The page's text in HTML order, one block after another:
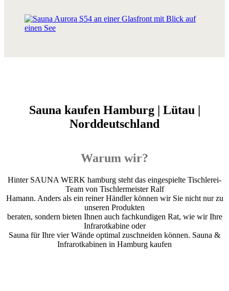
Sauna kaufen Hamburg | Lütau |
Norddeutschland
Warum wir?
Hinter SAUNA WERK hamburg steht das eingespielte Tischlerei-
Team von Tischlermeister Ralf
Hamann. Anders als ein reiner Händler können wir Sie nicht nur zu
unseren Produkten
beraten, sondern bieten Ihnen auch fachkundigen Rat, wie wir Ihre
Infrarotkabine oder
Sauna für Ihre vier Wände optimal zuschneiden können. Sauna &
Infrarotkabinen in Hamburg kaufen